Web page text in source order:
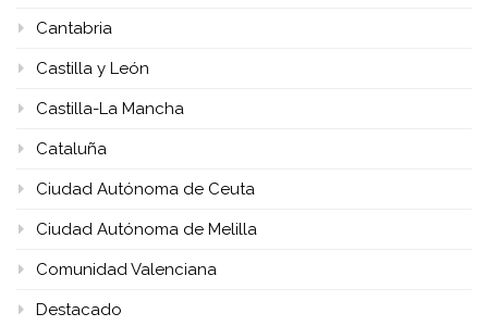
Cantabria
Castilla y León
Castilla-La Mancha
Cataluña
Ciudad Autónoma de Ceuta
Ciudad Autónoma de Melilla
Comunidad Valenciana
Destacado